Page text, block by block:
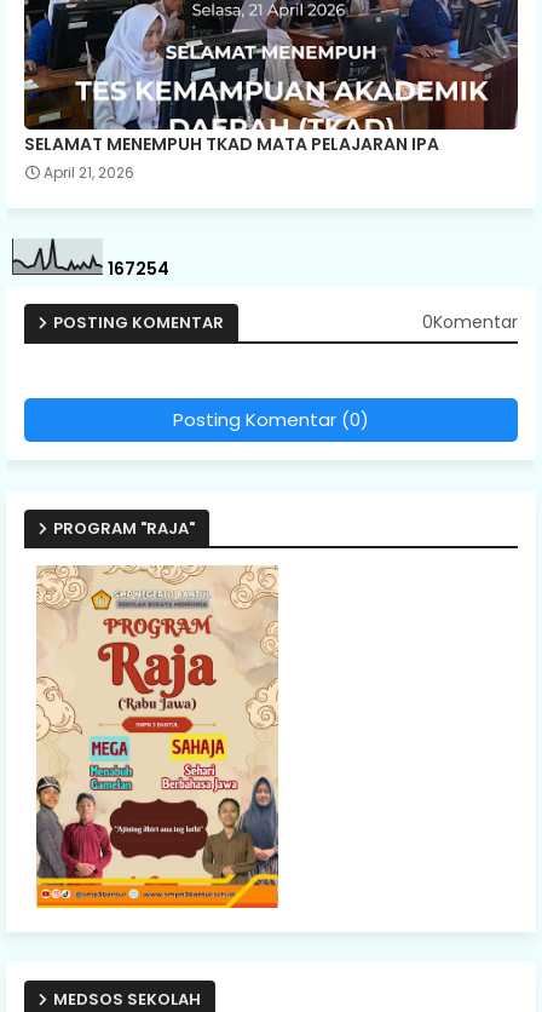
SELAMAT MENEMPUH TKAD MATA PELAJARAN IPA
April 21, 2026
167254
POSTING KOMENTAR 0Komentar
Posting Komentar (0)
PROGRAM "RAJA"
MEDSOS SEKOLAH